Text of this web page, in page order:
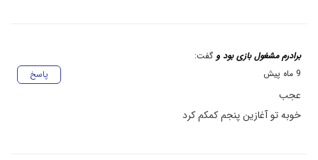
برادرم مشغول بازی بود و گفت:
پاسخ
9 ماه پیش
عجب
خوبه تو آغازین پنجم کمکم کرد